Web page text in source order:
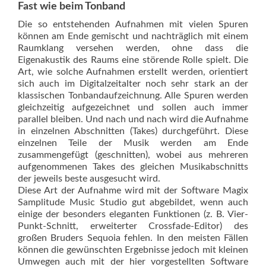
Fast wie beim Tonband
Die so entstehenden Aufnahmen mit vielen Spuren
können am Ende gemischt und nachträglich mit einem
Raumklang ver­sehen werden, ohne dass die
Eigenakustik des Raums eine störende Rolle spielt. Die
Art, wie solche Aufnahmen erstellt werden, orientiert
sich auch im Digitalzeit­alter noch sehr stark an der
klassischen Tonbandaufzeichnung. Alle Spuren werden
gleichzeitig aufgezeichnet und sollen auch immer
parallel bleiben. Und nach und nach wird die Aufnahme
in einzelnen Abschnitten (Takes) durchgeführt. Diese
einzelnen Teile der Musik werden am Ende
zusammengefügt (geschnitten), wobei aus mehreren
aufgenommenen Takes des gleichen Musikabschnitts
der jeweils beste ausgesucht wird.
Diese Art der Aufnahme wird mit der Soft­ware Magix
Samplitude Music Studio gut abgebildet, wenn auch
einige der besonders eleganten Funktionen (z. B. Vier-
Punkt-Schnitt, erweiterter Crossfade-Editor) des
großen Bruders Sequoia fehlen. In den meisten Fällen
können die gewünschten Ergebnisse jedoch mit kleinen
Umwegen auch mit der hier vorgestellten Software